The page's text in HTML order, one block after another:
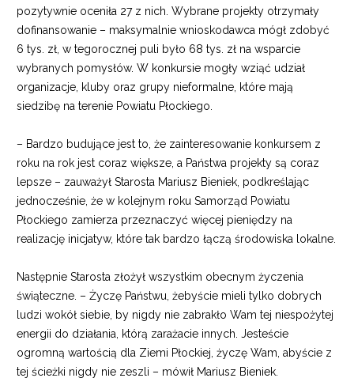
pozytywnie oceniła 27 z nich. Wybrane projekty otrzymały
dofinansowanie – maksymalnie wnioskodawca mógł zdobyć
6 tys. zł, w tegorocznej puli było 68 tys. zł na wsparcie
wybranych pomysłów. W konkursie mogły wziąć udział
organizacje, kluby oraz grupy nieformalne, które mają
siedzibę na terenie Powiatu Płockiego.
– Bardzo budujące jest to, że zainteresowanie konkursem z
roku na rok jest coraz większe, a Państwa projekty są coraz
lepsze – zauważył Starosta Mariusz Bieniek, podkreślając
jednocześnie, że w kolejnym roku Samorząd Powiatu
Płockiego zamierza przeznaczyć więcej pieniędzy na
realizację inicjatyw, które tak bardzo łączą środowiska lokalne.
Następnie Starosta złożył wszystkim obecnym życzenia
świąteczne. – Życzę Państwu, żebyście mieli tylko dobrych
ludzi wokół siebie, by nigdy nie zabrakło Wam tej niespożytej
energii do działania, którą zarażacie innych. Jesteście
ogromną wartością dla Ziemi Płockiej, życzę Wam, abyście z
tej ścieżki nigdy nie zeszli – mówił Mariusz Bieniek.